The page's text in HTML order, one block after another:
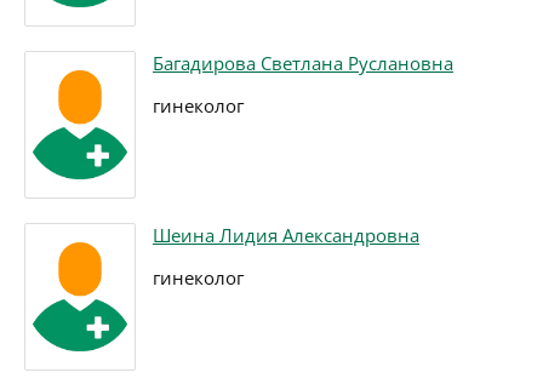
Багадирова Светлана Руслановна
гинеколог
Шеина Лидия Александровна
гинеколог